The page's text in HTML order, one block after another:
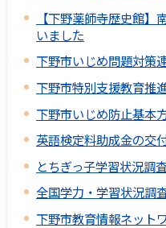
【下野薬師寺歴史館
いました
下野市いじめ問題対策
下野市特別支援教育推
下野市いじめ防止基本
英語検定料助成金の交
とちぎっ子学習状況調
全国学力・学習状況調
下野市教育情報ネット